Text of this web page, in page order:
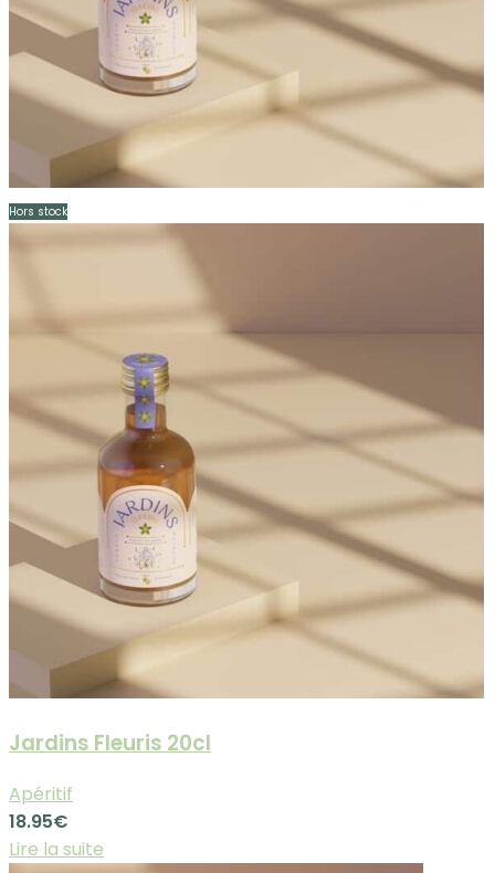
Hors stock
Jardins Fleuris 20cl
Apéritif
18.95€
Lire la suite